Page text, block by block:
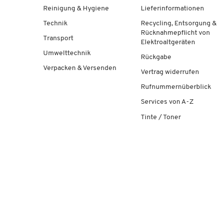
Reinigung & Hygiene
Technik
Transport
Umwelttechnik
Verpacken & Versenden
Lieferinformationen
Recycling, Entsorgung &
Rücknahmepflicht von
Elektroaltgeräten
Rückgabe
Vertrag widerrufen
Rufnummernüberblick
Services von A-Z
Tinte / Toner